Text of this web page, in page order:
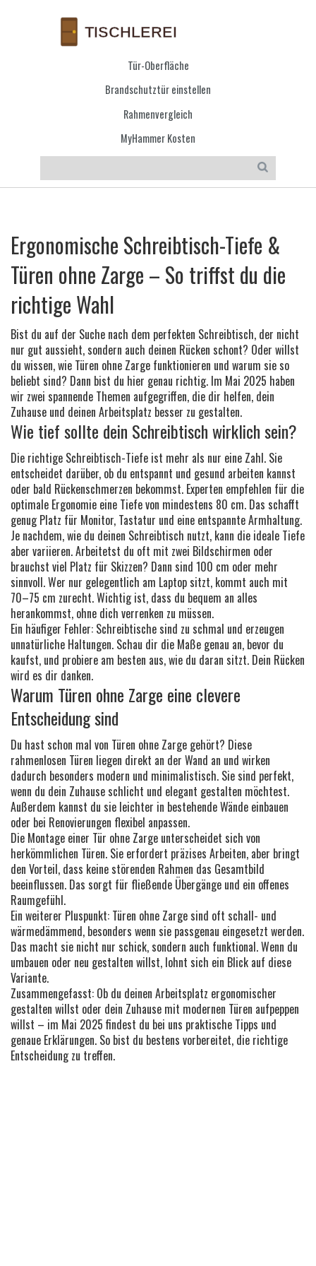
Tür-Oberfläche
Brandschutztür einstellen
Rahmenvergleich
MyHammer Kosten
Ergonomische Schreibtisch-Tiefe &
Türen ohne Zarge – So triffst du die
richtige Wahl
Bist du auf der Suche nach dem perfekten Schreibtisch, der nicht
nur gut aussieht, sondern auch deinen Rücken schont? Oder willst
du wissen, wie Türen ohne Zarge funktionieren und warum sie so
beliebt sind? Dann bist du hier genau richtig. Im Mai 2025 haben
wir zwei spannende Themen aufgegriffen, die dir helfen, dein
Zuhause und deinen Arbeitsplatz besser zu gestalten.
Wie tief sollte dein Schreibtisch wirklich sein?
Die richtige Schreibtisch-Tiefe ist mehr als nur eine Zahl. Sie
entscheidet darüber, ob du entspannt und gesund arbeiten kannst
oder bald Rückenschmerzen bekommst. Experten empfehlen für die
optimale Ergonomie eine Tiefe von mindestens 80 cm. Das schafft
genug Platz für Monitor, Tastatur und eine entspannte Armhaltung.
Je nachdem, wie du deinen Schreibtisch nutzt, kann die ideale Tiefe
aber variieren. Arbeitetst du oft mit zwei Bildschirmen oder
brauchst viel Platz für Skizzen? Dann sind 100 cm oder mehr
sinnvoll. Wer nur gelegentlich am Laptop sitzt, kommt auch mit
70–75 cm zurecht. Wichtig ist, dass du bequem an alles
herankommst, ohne dich verrenken zu müssen.
Ein häufiger Fehler: Schreibtische sind zu schmal und erzeugen
unnatürliche Haltungen. Schau dir die Maße genau an, bevor du
kaufst, und probiere am besten aus, wie du daran sitzt. Dein Rücken
wird es dir danken.
Warum Türen ohne Zarge eine clevere
Entscheidung sind
Du hast schon mal von Türen ohne Zarge gehört? Diese
rahmenlosen Türen liegen direkt an der Wand an und wirken
dadurch besonders modern und minimalistisch. Sie sind perfekt,
wenn du dein Zuhause schlicht und elegant gestalten möchtest.
Außerdem kannst du sie leichter in bestehende Wände einbauen
oder bei Renovierungen flexibel anpassen.
Die Montage einer Tür ohne Zarge unterscheidet sich von
herkömmlichen Türen. Sie erfordert präzises Arbeiten, aber bringt
den Vorteil, dass keine störenden Rahmen das Gesamtbild
beeinflussen. Das sorgt für fließende Übergänge und ein offenes
Raumgefühl.
Ein weiterer Pluspunkt: Türen ohne Zarge sind oft schall- und
wärmedämmend, besonders wenn sie passgenau eingesetzt werden.
Das macht sie nicht nur schick, sondern auch funktional. Wenn du
umbauen oder neu gestalten willst, lohnt sich ein Blick auf diese
Variante.
Zusammengefasst: Ob du deinen Arbeitsplatz ergonomischer
gestalten willst oder dein Zuhause mit modernen Türen aufpeppen
willst – im Mai 2025 findest du bei uns praktische Tipps und
genaue Erklärungen. So bist du bestens vorbereitet, die richtige
Entscheidung zu treffen.